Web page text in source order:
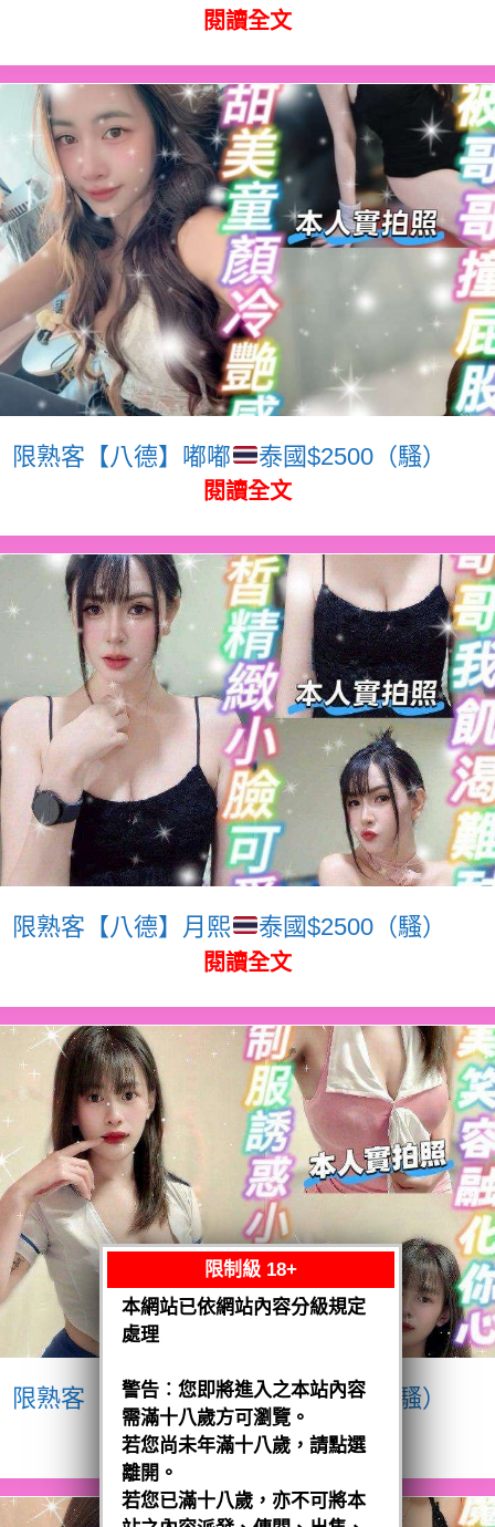
閱讀全文
限熟客【八德】嘟嘟 泰國$2500（騷）
閱讀全文
限熟客【八德】月熙 泰國$2500（騷）
閱讀全文
限熟客【八德】宥瑄 泰國$2500（騷）
閱讀全文
限制級 18+
本網站已依網站內容分級規定
處理
警告︰您即將進入之本站內容
需滿十八歲方可瀏覽。
若您尚未年滿十八歲，請點選
離開。
若您已滿十八歲，亦不可將本